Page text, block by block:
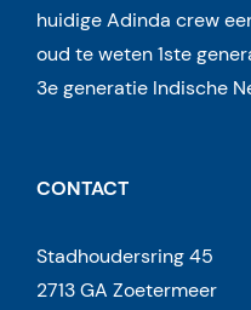
huidige Adinda crew
oud te weten 1ste
3e generatie Indische
CONTACT
Stadhoudersring 45
2713 GA Zoetermeer